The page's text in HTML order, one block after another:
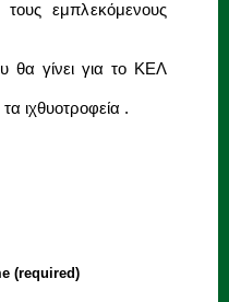
εμπλεκόμενους
θα γίνει για το ΚΕΛ
ιχθυοτροφεία .
(required)